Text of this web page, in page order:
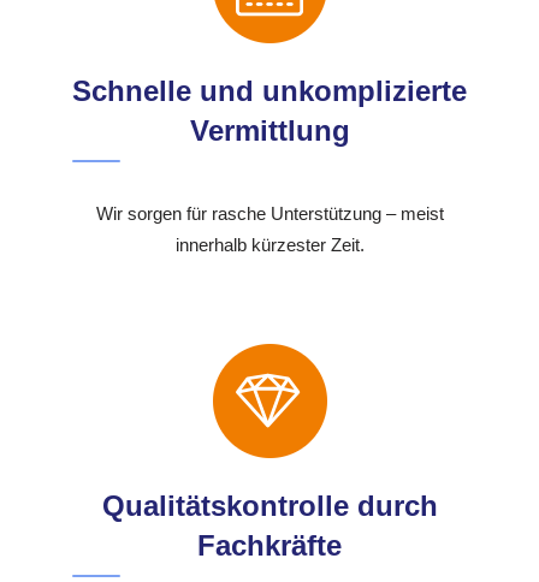
Schnelle und unkomplizierte
Vermittlung
Wir sorgen für rasche Unterstützung – meist
innerhalb kürzester Zeit.
Qualitätskontrolle durch
Fachkräfte